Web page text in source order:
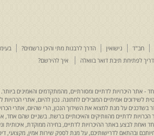
חב"ד נישואין הדרך לרבנות מתי והיכן נרשמים?
לפתיחת תיבת דואר בוואלה
איך להירשם?
היכרויות לדתיים ומסורתיים, מהמתקדמים והאמינים ביותר.
אמיתיים המובילים לחתונה. נכון להיום, אתרי הכרויות
בשדכנים על מנת למצוא את השידוך הנכון, הרי שהיום, אתרי
לדתיים מהוותיקים והאיכותיים ברשת. בשניים שהם
ואחת לבצע באתר ההיכרויות לדתיים, בחירה ממוקדת, איכותית
ובהתאם לדרישותיכם, על מנת לספק שירות אמין, מקצועי,